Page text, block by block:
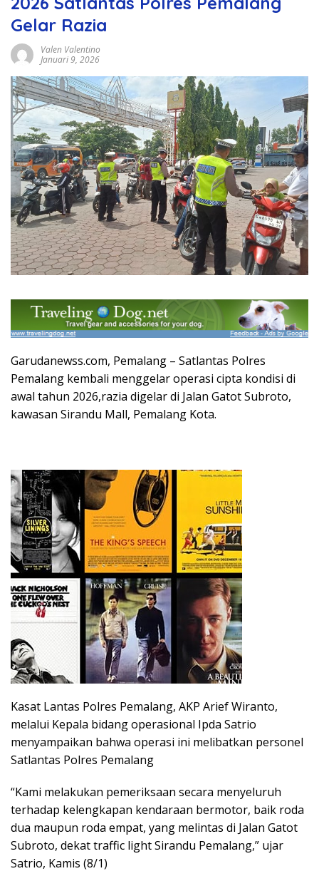
Gelar Razia
Valen Valentino
Januari 9, 2026
Garudanewss.com, Pemalang – Satlantas Polres
Pemalang kembali menggelar operasi cipta kondisi di
awal tahun 2026,razia digelar di Jalan Gatot Subroto,
kawasan Sirandu Mall, Pemalang Kota.
Kasat Lantas Polres Pemalang, AKP Arief Wiranto,
melalui Kepala bidang operasional Ipda Satrio
menyampaikan bahwa operasi ini melibatkan personel
Satlantas Polres Pemalang
“Kami melakukan pemeriksaan secara menyeluruh
terhadap kelengkapan kendaraan bermotor, baik roda
dua maupun roda empat, yang melintas di Jalan Gatot
Subroto, dekat traffic light Sirandu Pemalang,” ujar
Satrio, Kamis (8/1)